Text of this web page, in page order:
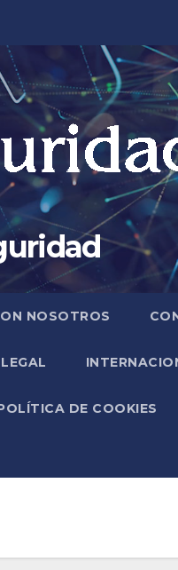
NOSOTROS
DE COOKIES